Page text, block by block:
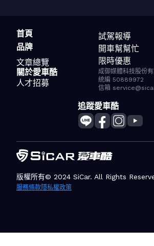
首頁
品牌
文章總覽
試駕報導
開車幫幫忙
限時優惠
關於愛車酷
人才招募
成御媒體科技股份有
統編 50889972
信箱
追蹤愛車酷
版權所有© 2024 SiCar. All Rights
服務條款隱私權政策